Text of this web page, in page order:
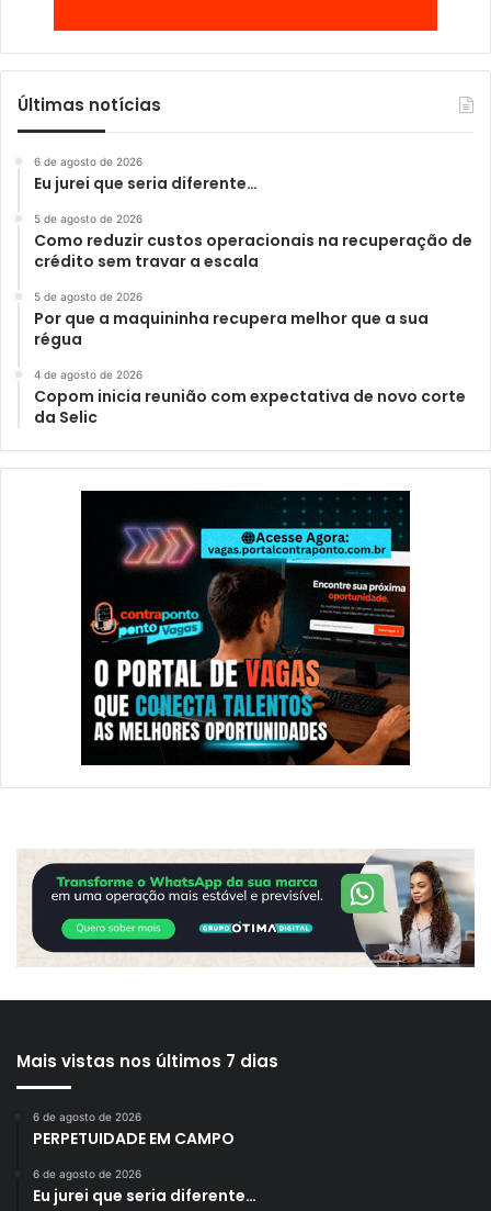
Últimas notícias
6 de agosto de 2026
Eu jurei que seria diferente…
5 de agosto de 2026
Como reduzir custos operacionais na recuperação de
crédito sem travar a escala
5 de agosto de 2026
Por que a maquininha recupera melhor que a sua
régua
4 de agosto de 2026
Copom inicia reunião com expectativa de novo corte
da Selic
Mais vistas nos últimos 7 dias
6 de agosto de 2026
PERPETUIDADE EM CAMPO
6 de agosto de 2026
Eu jurei que seria diferente…